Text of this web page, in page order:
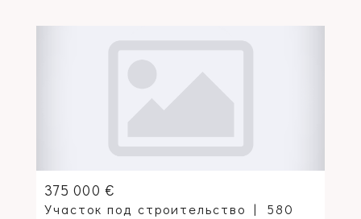
375 000 €
Участок под строительство
580